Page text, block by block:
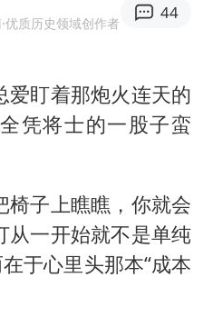
·优质历史领域创作者
44
爱盯着那炮火连天的
凭将士的一股子蛮
椅子上瞧瞧，你就会
从一开始就不是单纯
于心里头那本“成本